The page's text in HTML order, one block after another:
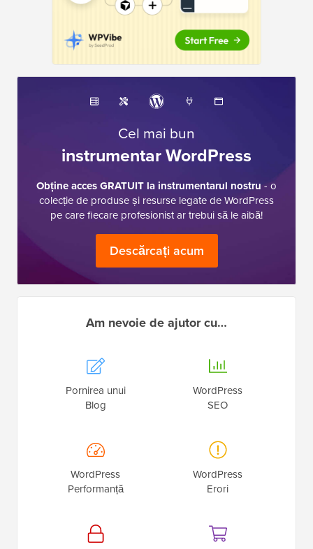
Cel mai bun
instrumentar WordPress
Obține acces GRATUIT la instrumentarul nostru - o
colecție de produse și resurse legate de WordPress
pe care fiecare profesionist ar trebui să le aibă!
Descărcați acum
Am nevoie de ajutor cu…
Pornirea unui
Blog
WordPress
SEO
WordPress
Performanță
WordPress
Erori